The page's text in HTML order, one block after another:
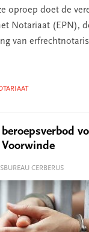
oproep doet de
Notariaat (EPN),
van
Voorwinde
CERBERUS